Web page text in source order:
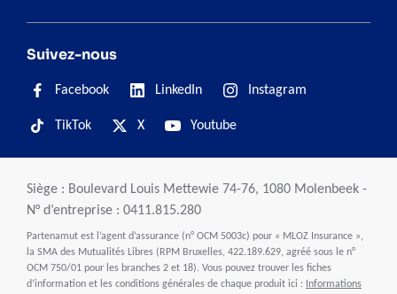
Suivez-nous
Facebook LinkedIn Instagram
TikTok X Youtube
Siège : Boulevard Louis Mettewie 74-76, 1080 Molenbeek -
N° d’entreprise : 0411.815.280
Partenamut est l’agent d’assurance (n° OCM 5003c) pour « MLOZ Insurance »,
la SMA des Mutualités Libres (RPM Bruxelles, 422.189.629, agréé sous le n°
OCM 750/01 pour les branches 2 et 18). Vous pouvez trouver les fiches
d’information et les conditions générales de chaque produit ici : Informations